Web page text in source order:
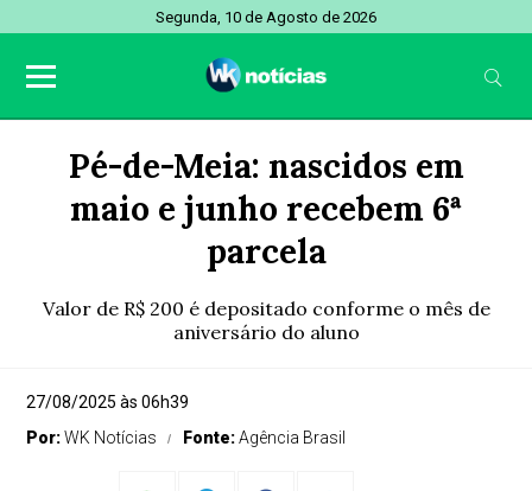
Segunda, 10 de Agosto de 2026
Pé-de-Meia: nascidos em
maio e junho recebem 6ª
parcela
Valor de R$ 200 é depositado conforme o mês de
aniversário do aluno
27/08/2025 às 06h39
Por:WK Notícias Fonte:Agência Brasil